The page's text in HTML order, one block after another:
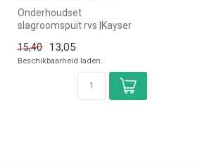
Onderhoudset
slagroomspuit rvs |Kayser
de horeca. O...
15,40 13,05
Beschikbaarheid laden..